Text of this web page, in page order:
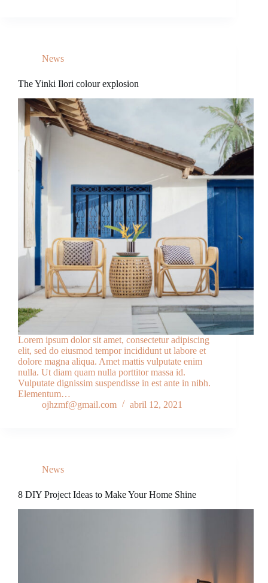
News
The Yinki Ilori colour explosion
Lorem ipsum dolor sit amet, consectetur adipiscing
elit, sed do eiusmod tempor incididunt ut labore et
dolore magna aliqua. Amet mattis vulputate enim
nulla. Ut diam quam nulla porttitor massa id.
Vulputate dignissim suspendisse in est ante in nibh.
Elementum…
ojhzmf@gmail.com
abril 12, 2021
News
8 DIY Project Ideas to Make Your Home Shine